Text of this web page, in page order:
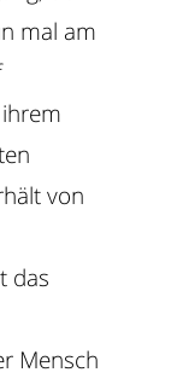
mal am
von
das
Mensch